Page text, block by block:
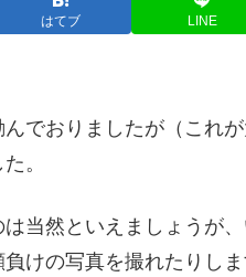
はてブ LINE
でおりましたが（これ
。
当然といえましょうが
けの写真を撮れたりし